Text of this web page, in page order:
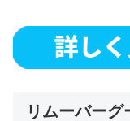
リムーバー